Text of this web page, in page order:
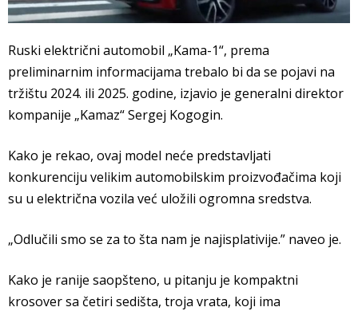
Ruski električni automobil „Kama-1“, prema
preliminarnim informacijama trebalo bi da se pojavi na
tržištu 2024. ili 2025. godine, izjavio je generalni direktor
kompanije „Kamaz“ Sergej Kogogin.
Kako je rekao, ovaj model neće predstavljati
konkurenciju velikim automobilskim proizvođačima koji
su u električna vozila već uložili ogromna sredstva.
„Odlučili smo se za to šta nam je najisplativije.” naveo je.
Kako je ranije saopšteno, u pitanju je kompaktni
krosover sa četiri sedišta, troja vrata, koji ima